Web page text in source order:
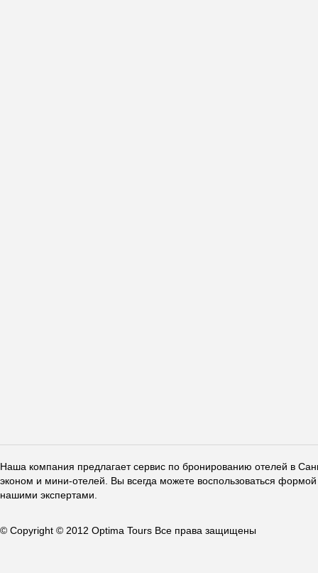
Наша компания предлагает сервис по бронированию отелей в
эконом и мини-отелей. Вы всегда можете воспользоваться
нашими экспертами.
© Copyright © 2012 Optima Tours Все права защищены